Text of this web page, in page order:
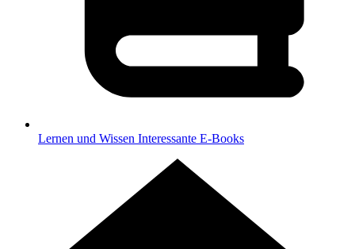
Lernen und Wissen Interessante E-Books